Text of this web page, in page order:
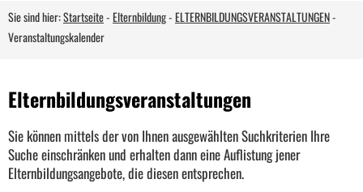
Sie sind hier:Startseite-Elternbildung-ELTERNBILDUNGSVERANSTALTUNGEN-
Veranstaltungskalender
Elternbildungsveranstaltungen
Sie können mittels der von Ihnen ausgewählten Suchkriterien Ihre
Suche einschränken und erhalten dann eine Auflistung jener
Elternbildungsangebote, die diesen entsprechen.